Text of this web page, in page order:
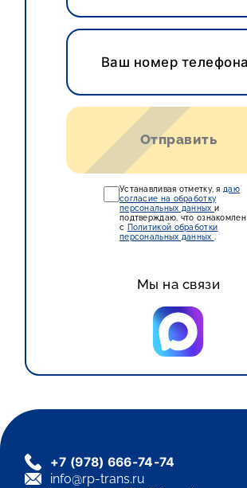
ГЛАВНАЯ
УСЛУГИ
О КОМПАНИИ
Заявка на просчет
Отправить
Устанавливая отметку, я даю
согласие на обработку
персональных данных и
подтверждаю, что ознакомлен
с Политикой обработки
персональных данных
Мы на связи
+7 (978) 666-74-74
info@rp-trans.ru